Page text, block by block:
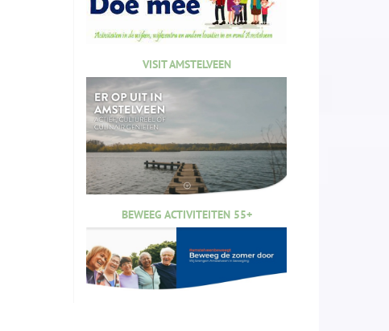
VISIT AMSTELVEEN
BEWEEG ACTIVITEITEN 55+